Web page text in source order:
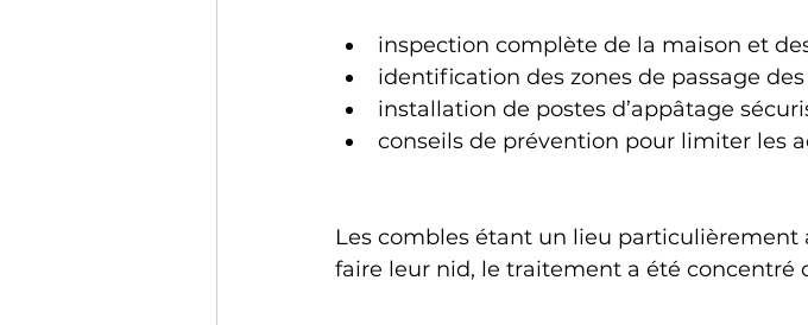
inspection complète de la maison et
identification des zones de passage
installation de postes d’appâtage
conseils de prévention pour limiter les
Les combles étant un lieu particulièrement
faire leur nid, le traitement a été concentré